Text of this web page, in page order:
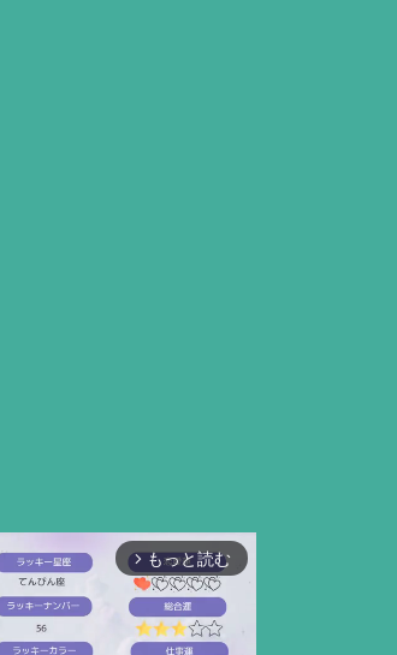
arrow_forward_ios もっと読む